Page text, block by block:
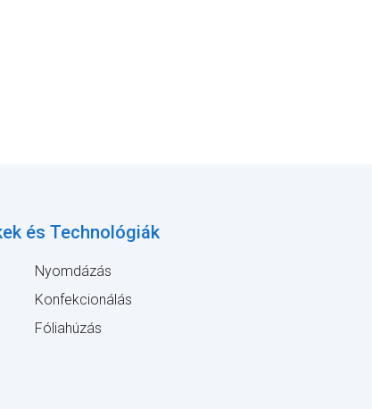
és Technológiák
Nyomdázás
Konfekcionálás
Fóliahúzás